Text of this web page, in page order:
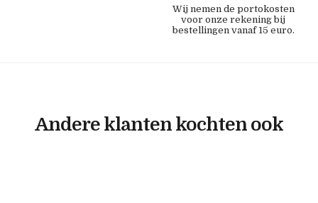
Wij nemen de portokosten
voor onze rekening bij
bestellingen vanaf 15 euro.
Andere klanten kochten ook